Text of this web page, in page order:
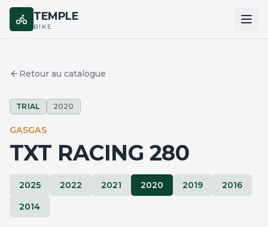
TEMPLE
BIKE
MARQUES
COMPARER
Retour au catalogue
TRIAL 2020
GASGAS
TXT RACING 280
2025 2022 2021 2020 2019
2016
2014